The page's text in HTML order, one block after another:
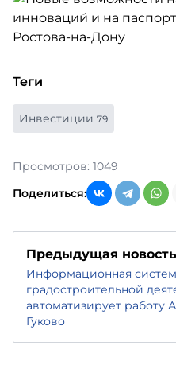
Теги
Инвестиции 79
Просмотров: 1049
Поделиться:
Предыдущая новость
Информационная
градостроительной
автоматизирует работу
Гуково